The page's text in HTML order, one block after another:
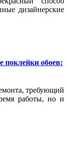
дизайнерские
поклейки обоев:
требующий
работы, но и